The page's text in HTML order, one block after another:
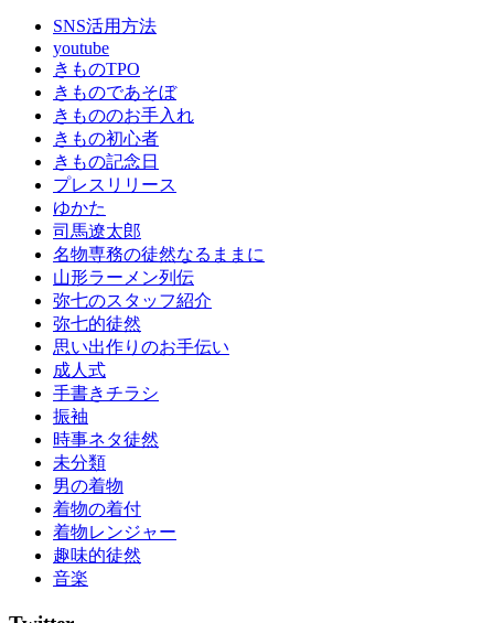
袖
SNS活用方法
youtube
きものTPO
きものであそぼ
きもののお手入れ
きもの初心者
きもの記念日
プレスリリース
ゆかた
司馬遼太郎
名物専務の徒然なるままに
山形ラーメン列伝
弥七のスタッフ紹介
弥七的徒然
思い出作りのお手伝い
成人式
手書きチラシ
振袖
時事ネタ徒然
未分類
男の着物
着物の着付
着物レンジャー
趣味的徒然
音楽